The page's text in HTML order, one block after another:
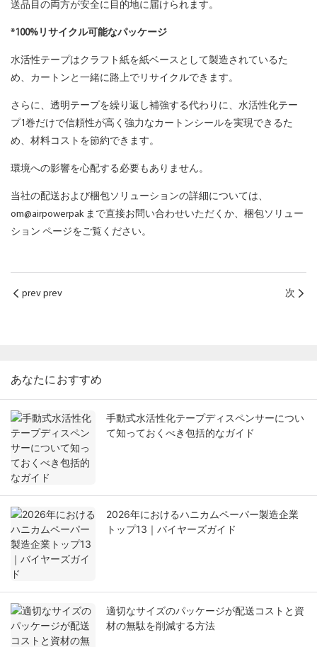
送品目の両方が安全に目的地に届けられます。
*100%リサイクル可能なパッケージ
水活性テープはクラフト紙を紙ベースとして製造されているた
め、カートンと一緒に路上でリサイクルできます。
さらに、透明テープを繰り返し補強する代わりに、水活性化テー
プ1巻だけで信頼性が高く強力なカートンシールを実現できるた
め、材料コストを節約できます。
環境への影響を心配する必要もありません。
当社の配送および梱包ソリューションの詳細については、
om@airpowerpak まで直接お問い合わせいただくか、梱包ソリュー
ション ページをご覧ください。
prev prev 次
あなたにおすすめ
手動式水活性化テープディスペンサーについ
て知っておくべき包括的なガイド
2026年におけるハニカムペーパー製造企業
トップ13｜バイヤーズガイド
適切なサイズのパッケージが配送コストと資
材の無駄を削減する方法